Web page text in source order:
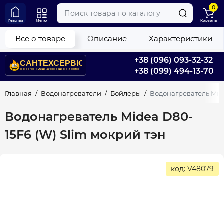
+38 (096) 093-32-32
+38 (099) 494-13-70
Главная Меню
0
Корзина
Главная Водонагреватели Бойлеры Водонагреватель
Водонагреватель Midea D80-
15F6 (W) Slim мокрий тэн
Всё о товаре Описание Характеристики
код: V48079